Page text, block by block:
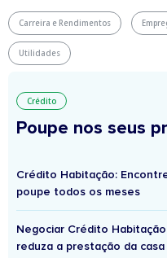
Carreira e Rendimentos
Utilidades
Crédito
Poupe nos seus
Crédito Habitação:
poupe todos os meses
Negociar Crédito
reduza a prestação da casa